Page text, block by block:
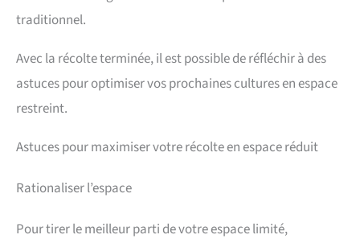
traditionnel.
Avec la récolte terminée, il est possible de réfléchir à des
astuces pour optimiser vos prochaines cultures en espace
restreint.
Astuces pour maximiser votre récolte en espace réduit
Rationaliser l’espace
Pour tirer le meilleur parti de votre espace limité,